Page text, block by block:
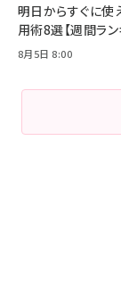
明日からすぐに
用術8選【週間ラン
8月5日 8:00